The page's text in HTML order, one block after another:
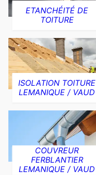
ETANCHÉITÉ DE
TOITURE
ISOLATION TOITURE
LEMANIQUE / VAUD
COUVREUR
FERBLANTIER
LEMANIQUE / VAUD